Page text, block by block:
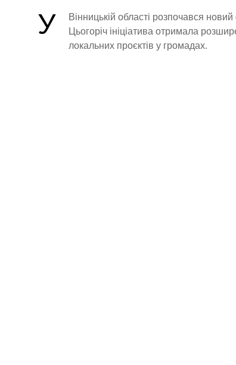
У
Вінницькій області розпочався
Цьогоріч ініціатива отримала
локальних проєктів у громадах.